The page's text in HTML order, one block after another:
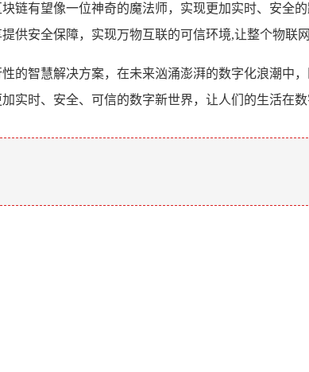
链有望像一位神奇的魔法师，实现更加实时、安全
安全保障，实现万物互联的可信环境,让整个物联
的智慧解决方案，在未来汹涌澎湃的数字化浪潮中
时、安全、可信的数字新世界，让人们的生活在